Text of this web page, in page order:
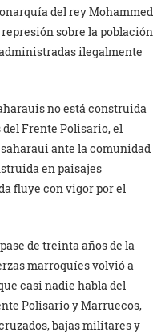
del rey Mohammed
sobre la población
ilegalmente
no está construida
Frente Polisario, el
ante la comunidad
en paisajes
fluye con vigor por el
de treinta años de la
marroquíes volvió a
casi nadie habla del
Polisario y Marruecos,
bajas militares y